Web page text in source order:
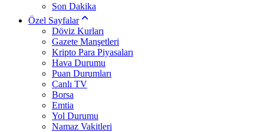
Son Dakika
Özel Sayfalar
Döviz Kurları
Gazete Manşetleri
Kripto Para Piyasaları
Hava Durumu
Puan Durumları
Canlı TV
Borsa
Emtia
Yol Durumu
Namaz Vakitleri